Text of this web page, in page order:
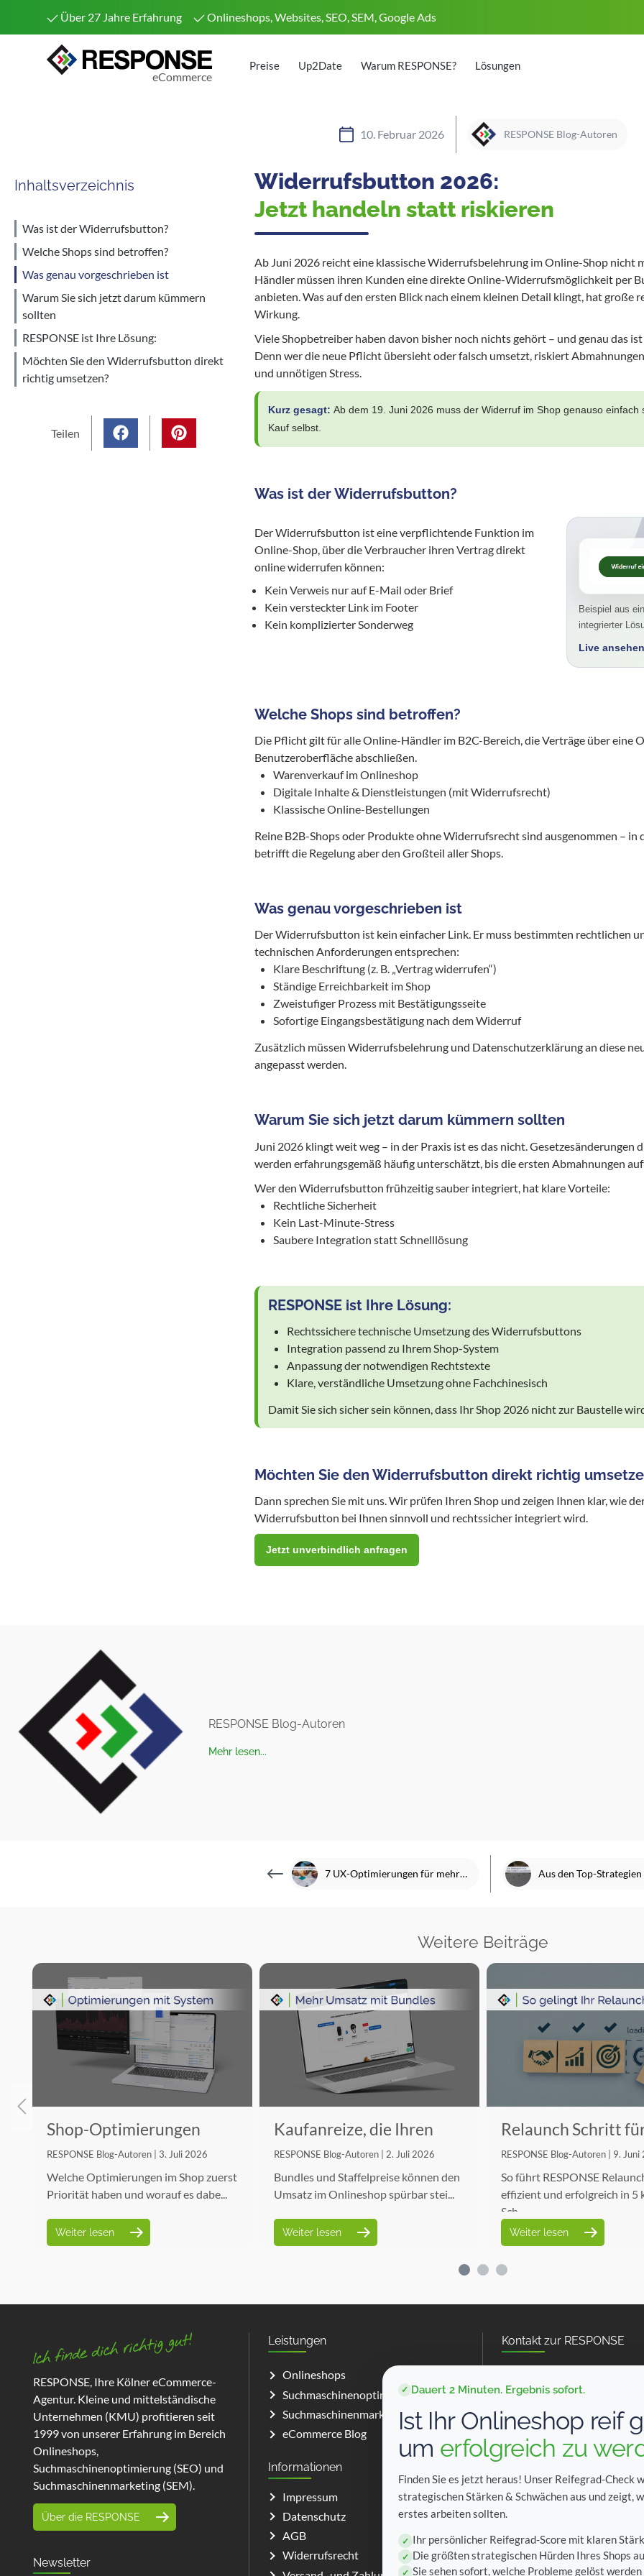
Über 27 Jahre Erfahrung Onlineshops, Websites, SEO, SEM, Google Ads
eCommerce
Preise Up2Date Warum RESPONSE? Lösungen
10. Februar 2026 RESPONSE Blog-Autoren
Inhaltsverzeichnis
Was ist der Widerrufsbutton?
Welche Shops sind betroffen?
Was genau vorgeschrieben ist
Warum Sie sich jetzt darum kümmern
sollten
RESPONSE ist Ihre Lösung:
Möchten Sie den Widerrufsbutton direkt
richtig umsetzen?
Teilen
Widerrufsbutton 2026:
Jetzt handeln statt riskieren
Ab Juni 2026 reicht eine klassische Widerrufsbelehrung im Online-Shop nicht
Händler müssen ihren Kunden eine direkte Online-Widerrufsmöglichkeit per
anbieten. Was auf den ersten Blick nach einem kleinen Detail klingt, hat große
Wirkung.
Viele Shopbetreiber haben davon bisher noch nichts gehört – und genau das
Denn wer die neue Pflicht übersieht oder falsch umsetzt, riskiert
und unnötigen Stress.
Kurz gesagt: Ab dem 19. Juni 2026 muss der Widerruf im Shop genauso einfach
Kauf selbst.
Was ist der Widerrufsbutton?
Der Widerrufsbutton ist eine verpflichtende Funktion im
Online-Shop, über die Verbraucher ihren Vertrag direkt
online widerrufen können:
Kein Verweis nur auf E-Mail oder Brief
Kein versteckter Link im Footer
Kein komplizierter Sonderweg
Beispiel aus
integrierter
Live
Welche Shops sind betroffen?
Die Pflicht gilt für alle Online-Händler im B2C-Bereich, die Verträge über eine
Benutzeroberfläche abschließen.
Warenverkauf im Onlineshop
Digitale Inhalte & Dienstleistungen (mit Widerrufsrecht)
Klassische Online-Bestellungen
Reine B2B-Shops oder Produkte ohne Widerrufsrecht sind ausgenommen – in
betrifft die Regelung aber den Großteil aller Shops.
Was genau vorgeschrieben ist
Der Widerrufsbutton ist kein einfacher Link. Er muss bestimmten rechtlichen
technischen Anforderungen entsprechen:
Klare Beschriftung (z. B. „Vertrag widerrufen“)
Ständige Erreichbarkeit im Shop
Zweistufiger Prozess mit Bestätigungsseite
Sofortige Eingangsbestätigung nach dem Widerruf
Zusätzlich müssen Widerrufsbelehrung und Datenschutzerklärung an diese
angepasst werden.
Warum Sie sich jetzt darum kümmern sollten
Juni 2026 klingt weit weg – in der Praxis ist es das nicht. Gesetzesänderungen
werden erfahrungsgemäß häufig unterschätzt, bis die ersten Abmahnungen
Wer den Widerrufsbutton frühzeitig sauber integriert, hat klare Vorteile:
Rechtliche Sicherheit
Kein Last-Minute-Stress
Saubere Integration statt Schnelllösung
RESPONSE ist Ihre Lösung:
Rechtssichere technische Umsetzung des Widerrufsbuttons
Integration passend zu Ihrem Shop-System
Anpassung der notwendigen Rechtstexte
Klare, verständliche Umsetzung ohne Fachchinesisch
Damit Sie sich sicher sein können, dass Ihr Shop 2026 nicht zur Baustelle
Möchten Sie den Widerrufsbutton direkt richtig
Dann sprechen Sie mit uns. Wir prüfen Ihren Shop und zeigen Ihnen klar, wie
Widerrufsbutton bei Ihnen sinnvoll und rechtssicher integriert wird.
Jetzt unverbindlich anfragen
RESPONSE Blog-Autoren
Mehr lesen...
7 UX-Optimierungen für mehr Conversion im Onlineshop Aus den Top-
Weitere Beiträge
Shop-Optimierungen
richtig priorisieren
RESPONSE Blog-Autoren | 3. Juli 2026
Welche Optimierungen im Shop zuerst
Priorität haben und worauf es dabe...
Weiter lesen
Kaufanreize, die Ihren
Umsatz wirklich steigern
RESPONSE Blog-Autoren | 2. Juli 2026
Bundles und Staffelpreise können den
Umsatz im Onlineshop spürbar stei...
Weiter lesen
Relaunch Schritt
Schritt
RESPONSE Blog-Autoren | 9.
So führt RESPONSE
effizient und erfolgreich in 5
Sch...
Weiter lesen
RESPONSE, Ihre Kölner eCommerce-
Agentur. Kleine und mittelständische
Unternehmen (KMU) profitieren seit
1999 von unserer Erfahrung im Bereich
Onlineshops,
Suchmaschinenoptimierung (SEO) und
Suchmaschinenmarketing (SEM).
Über die RESPONSE
Newsletter
Leistungen
Onlineshops
Suchmaschinenoptimierung (SEO)
Suchmaschinenmarketing (SEM)
eCommerce Blog
Informationen
Impressum
Datenschutz
AGB
Widerrufsrecht
Kontakt zur RESPONSE
50769 Köln
Tel: +49 (0)221 9758165-0
E-Mail:
Social Media
✓ Dauert 2 Minuten. Ergebnis sofort.
Ist Ihr Onlineshop reif
um erfolgreich zu
Finden Sie es jetzt heraus! Unser Reifegrad-Check
strategischen Stärken & Schwächen aus und zeigt,
erstes arbeiten sollten.
✓ Ihr persönlicher Reifegrad-Score mit klaren
✓ Die größten strategischen Hürden Ihres Shops
✓ Sie sehen sofort, welche Probleme gelöst werden